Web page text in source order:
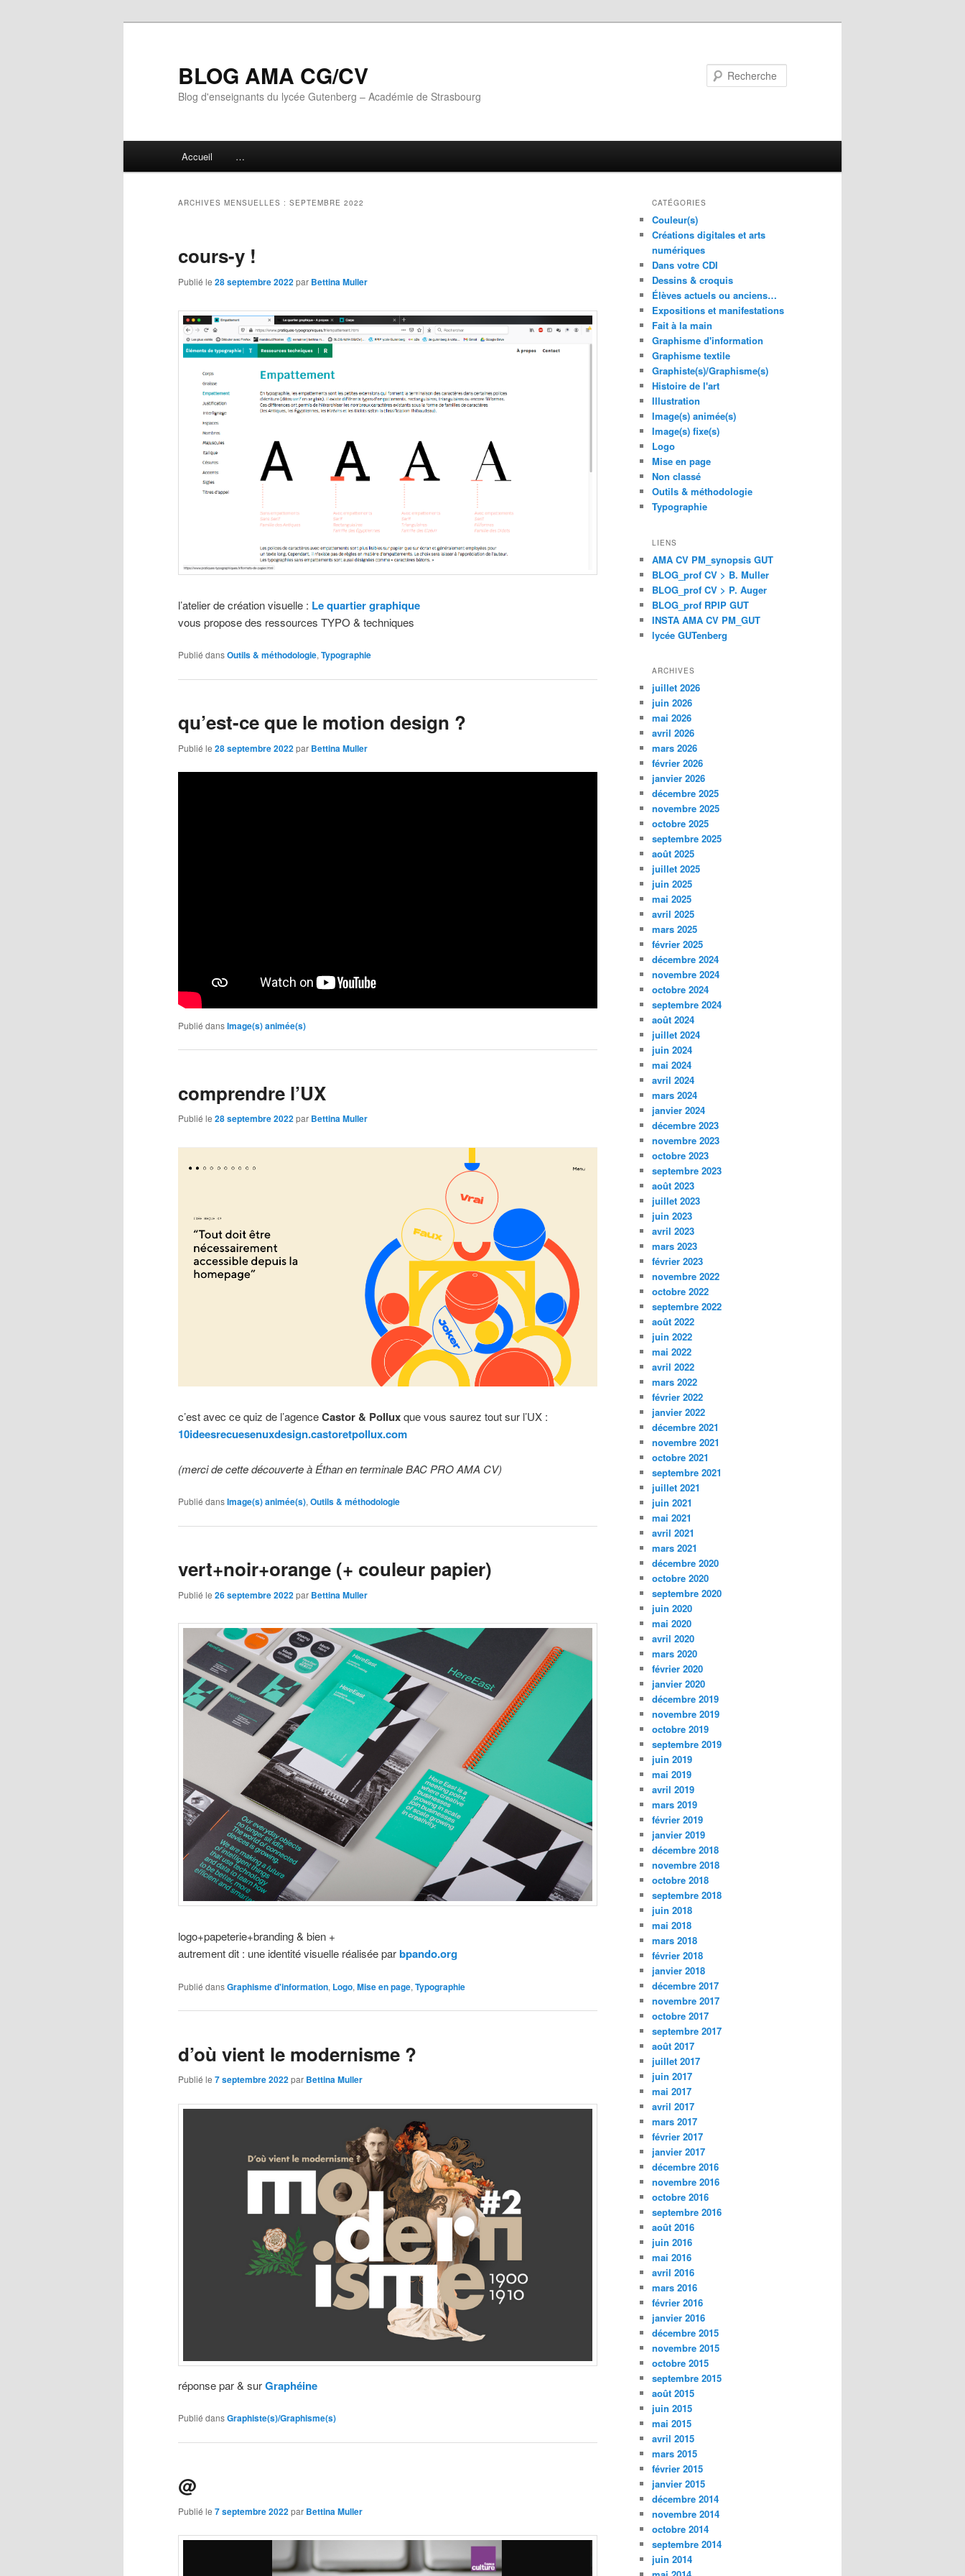
BLOG AMA CG/CV
Blog d'enseignants du lycée Gutenberg – Académie de Strasbourg
Accueil …
ARCHIVES MENSUELLES : SEPTEMBRE 2022
cours-y !
Publié le 28 septembre 2022par Bettina Muller
l’atelier de création visuelle : Le quartier graphique
vous propose des ressources TYPO & techniques
Publié dansOutils & méthodologie, Typographie
qu’est-ce que le motion design ?
Publié le 28 septembre 2022par Bettina Muller
Publié dansImage(s) animée(s)
comprendre l’UX
Publié le 28 septembre 2022par Bettina Muller
c’est avec ce quiz de l’agenceCastor & Polluxque vous saurez tout sur l’UX :
10ideesrecuesenuxdesign.castoretpollux.com
(merci de cette découverte à Éthan en terminale BAC PRO AMA CV)
Publié dansImage(s) animée(s), Outils & méthodologie
vert+noir+orange (+ couleur papier)
Publié le 26 septembre 2022par Bettina Muller
logo+papeterie+branding & bien +
autrement dit : une identité visuelle réalisée parbpando.org
Publié dansGraphisme d'information, Logo, Mise en page, Typographie
d’où vient le modernisme ?
Publié le 7 septembre 2022par Bettina Muller
réponse par & surGraphéine
Publié dansGraphiste(s)/Graphisme(s)
@
Publié le 7 septembre 2022par Bettina Muller
CATÉGORIES
Couleur(s)
Créations digitales et arts
numériques
Dans votre CDI
Dessins & croquis
Élèves actuels ou anciens…
Expositions et manifestations
Fait à la main
Graphisme d'information
Graphisme textile
Graphiste(s)/Graphisme(s)
Histoire de l'art
Illustration
Image(s) animée(s)
Image(s) fixe(s)
Logo
Mise en page
Non classé
Outils & méthodologie
Typographie
LIENS
AMA CV PM_synopsis GUT
BLOG_prof CV > B. Muller
BLOG_prof CV > P. Auger
BLOG_prof RPIP GUT
INSTA AMA CV PM_GUT
lycée GUTenberg
ARCHIVES
juillet 2026
juin 2026
mai 2026
avril 2026
mars 2026
février 2026
janvier 2026
décembre 2025
novembre 2025
octobre 2025
septembre 2025
août 2025
juillet 2025
juin 2025
mai 2025
avril 2025
mars 2025
février 2025
décembre 2024
novembre 2024
octobre 2024
septembre 2024
août 2024
juillet 2024
juin 2024
mai 2024
avril 2024
mars 2024
janvier 2024
décembre 2023
novembre 2023
octobre 2023
septembre 2023
août 2023
juillet 2023
juin 2023
avril 2023
mars 2023
février 2023
novembre 2022
octobre 2022
septembre 2022
août 2022
juin 2022
mai 2022
avril 2022
mars 2022
février 2022
janvier 2022
décembre 2021
novembre 2021
octobre 2021
septembre 2021
juillet 2021
juin 2021
mai 2021
avril 2021
mars 2021
décembre 2020
octobre 2020
septembre 2020
juin 2020
mai 2020
avril 2020
mars 2020
février 2020
janvier 2020
décembre 2019
novembre 2019
octobre 2019
septembre 2019
juin 2019
mai 2019
avril 2019
mars 2019
février 2019
janvier 2019
décembre 2018
novembre 2018
octobre 2018
septembre 2018
juin 2018
mai 2018
mars 2018
février 2018
janvier 2018
décembre 2017
novembre 2017
octobre 2017
septembre 2017
août 2017
juillet 2017
juin 2017
mai 2017
avril 2017
mars 2017
février 2017
janvier 2017
décembre 2016
novembre 2016
octobre 2016
septembre 2016
août 2016
juin 2016
mai 2016
avril 2016
mars 2016
février 2016
janvier 2016
décembre 2015
novembre 2015
octobre 2015
septembre 2015
août 2015
juin 2015
mai 2015
avril 2015
mars 2015
février 2015
janvier 2015
décembre 2014
novembre 2014
octobre 2014
septembre 2014
juin 2014